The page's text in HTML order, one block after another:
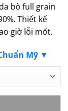
bò full grain
Thiết kế
giờ lỗi mốt.
Mỹ ▼